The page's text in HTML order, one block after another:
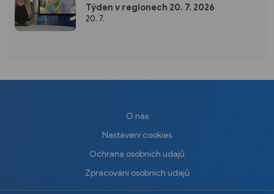
Týden v regionech 20. 7. 2026
20. 7.
O nás
Nastavení cookies
Ochrana osobních údajů
Zpracování osobních údajů